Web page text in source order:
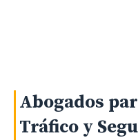
Abogados
Tráfico y